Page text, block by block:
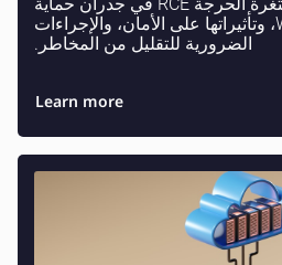
WatchGuard Firebox، وتأثيراتها على الأمان، والإجراءات
الضرورية للتقليل من المخاطر.
Learn more